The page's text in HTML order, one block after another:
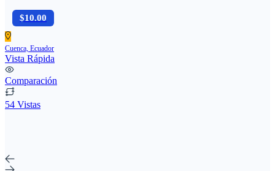
$10.00
Cuenca, Ecuador
Vista Rápida
Comparación
54 Vistas